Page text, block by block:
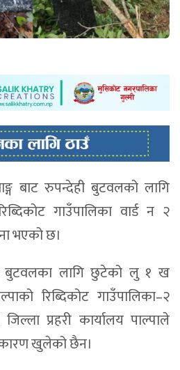
बाट रुपन्देही बुटवलको लागि
गाउँपालिका वार्ड न २
भएको छ।
बुटवलका लागि छुटेको लु १ ख
रिब्दिकोट गाउँपालिका–२
प्रहरी कार्यालय पाल्पाले
खुलेको छैन।